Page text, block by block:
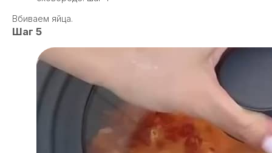
Вбиваем яйца.
Шаг 5